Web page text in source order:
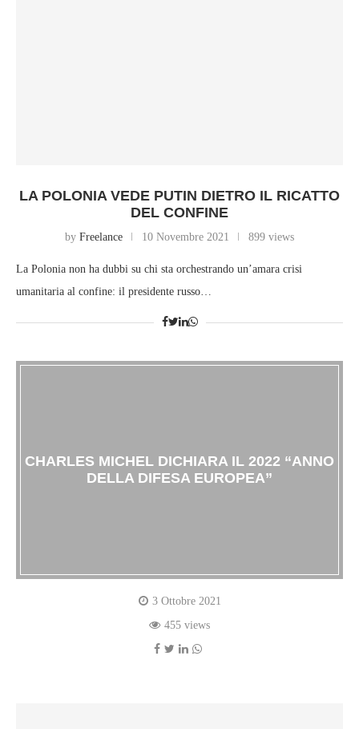
LA POLONIA VEDE PUTIN DIETRO IL RICATTO
DEL CONFINE
by Freelance 10 Novembre 2021 899 views
La Polonia non ha dubbi su chi sta orchestrando un’amara crisi
umanitaria al confine: il presidente russo…
CHARLES MICHEL DICHIARA IL 2022 “ANNO
DELLA DIFESA EUROPEA”
3 Ottobre 2021
455 views